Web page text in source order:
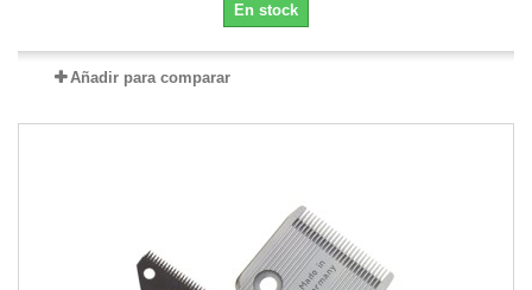
En stock
Añadir para comparar